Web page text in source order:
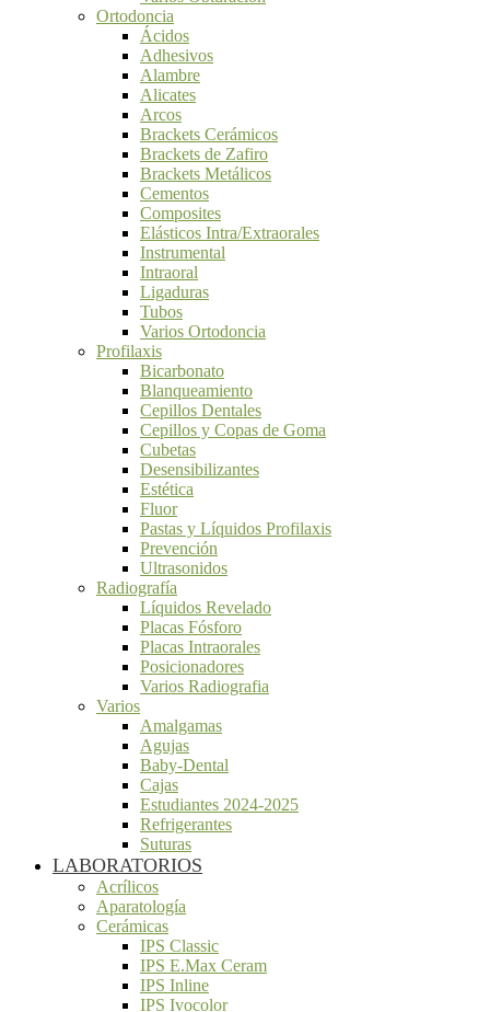
Ortodoncia
Ácidos
Adhesivos
Alambre
Alicates
Arcos
Brackets Cerámicos
Brackets de Zafiro
Brackets Metálicos
Cementos
Composites
Elásticos Intra/Extraorales
Instrumental
Intraoral
Ligaduras
Tubos
Varios Ortodoncia
Profilaxis
Bicarbonato
Blanqueamiento
Cepillos Dentales
Cepillos y Copas de Goma
Cubetas
Desensibilizantes
Estética
Fluor
Pastas y Líquidos Profilaxis
Prevención
Ultrasonidos
Radiografía
Líquidos Revelado
Placas Fósforo
Placas Intraorales
Posicionadores
Varios Radiografia
Varios
Amalgamas
Agujas
Baby-Dental
Cajas
Estudiantes 2024-2025
Refrigerantes
Suturas
LABORATORIOS
Acrílicos
Aparatología
Cerámicas
IPS Classic
IPS E.Max Ceram
IPS Inline
IPS Ivocolor